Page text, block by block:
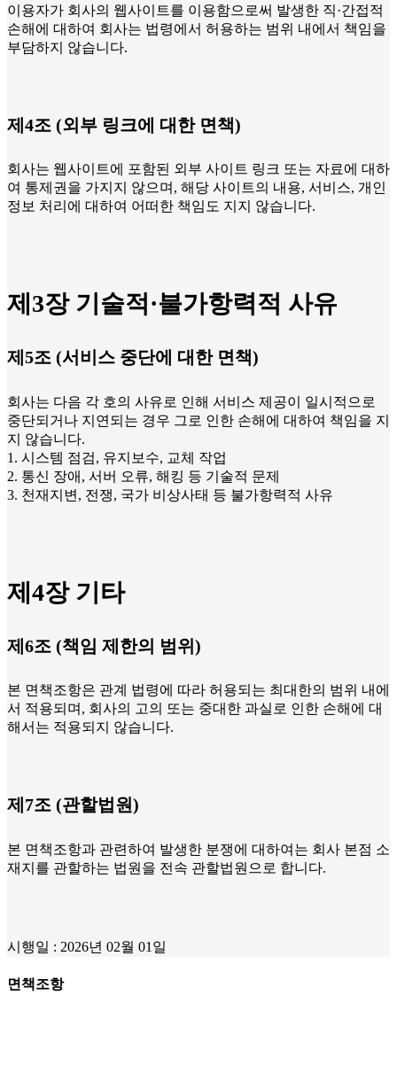
이용자가 회사의 웹사이트를 이용함으로써 발생한 직·간접적
손해에 대하여 회사는 법령에서 허용하는 범위 내에서 책임을
부담하지 않습니다.
제4조 (외부 링크에 대한 면책)
회사는 웹사이트에 포함된 외부 사이트 링크 또는 자료에 대하
여 통제권을 가지지 않으며, 해당 사이트의 내용, 서비스, 개인
정보 처리에 대하여 어떠한 책임도 지지 않습니다.
제3장 기술적·불가항력적 사유
제5조 (서비스 중단에 대한 면책)
회사는 다음 각 호의 사유로 인해 서비스 제공이 일시적으로
중단되거나 지연되는 경우 그로 인한 손해에 대하여 책임을 지
지 않습니다.
1. 시스템 점검, 유지보수, 교체 작업
2. 통신 장애, 서버 오류, 해킹 등 기술적 문제
3. 천재지변, 전쟁, 국가 비상사태 등 불가항력적 사유
제4장 기타
제6조 (책임 제한의 범위)
본 면책조항은 관계 법령에 따라 허용되는 최대한의 범위 내에
서 적용되며, 회사의 고의 또는 중대한 과실로 인한 손해에 대
해서는 적용되지 않습니다.
제7조 (관할법원)
본 면책조항과 관련하여 발생한 분쟁에 대하여는 회사 본점 소
재지를 관할하는 법원을 전속 관할법원으로 합니다.
시행일 : 2026년 02월 01일
면책조항